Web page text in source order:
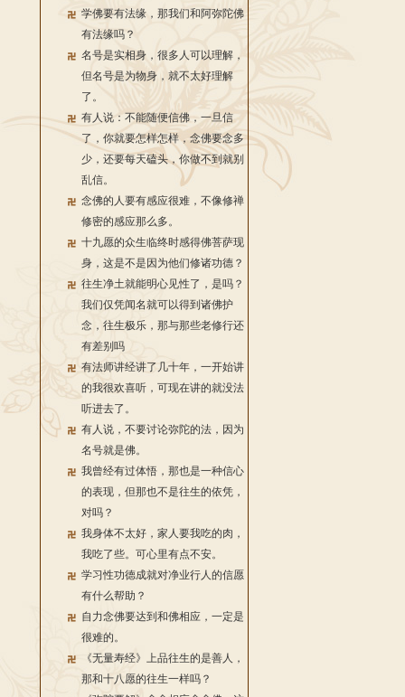
学佛要有法缘，那我们和阿弥陀佛
有法缘吗？
名号是实相身，很多人可以理解，
但名号是为物身，就不太好理解
了。
有人说：不能随便信佛，一旦信
了，你就要怎样怎样，念佛要念多
少，还要每天磕头，你做不到就别
乱信。
念佛的人要有感应很难，不像修禅
修密的感应那么多。
十九愿的众生临终时感得佛菩萨现
身，这是不是因为他们修诸功德？
往生净土就能明心见性了，是吗？
我们仅凭闻名就可以得到诸佛护
念，往生极乐，那与那些老修行还
有差别吗
有法师讲经讲了几十年，一开始讲
的我很欢喜听，可现在讲的就没法
听进去了。
有人说，不要讨论弥陀的法，因为
名号就是佛。
我曾经有过体悟，那也是一种信心
的表现，但那也不是往生的依凭，
对吗？
我身体不太好，家人要我吃的肉，
我吃了些。可心里有点不安。
学习性功德成就对净业行人的信愿
有什么帮助？
自力念佛要达到和佛相应，一定是
很难的。
《无量寿经》上品往生的是善人，
那和十八愿的往生一样吗？